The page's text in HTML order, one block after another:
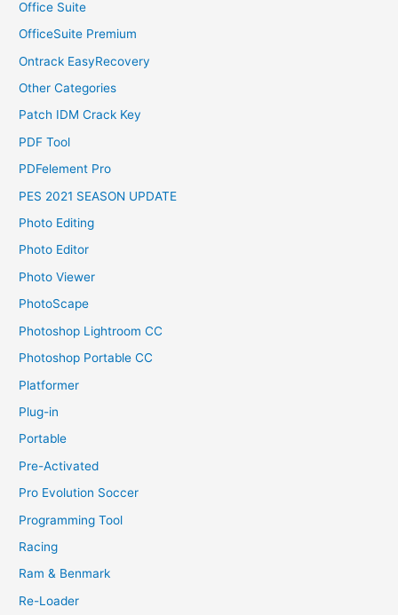
Office Suite
OfficeSuite Premium
Ontrack EasyRecovery
Other Categories
Patch IDM Crack Key
PDF Tool
PDFelement Pro
PES 2021 SEASON UPDATE
Photo Editing
Photo Editor
Photo Viewer
PhotoScape
Photoshop Lightroom CC
Photoshop Portable CC
Platformer
Plug-in
Portable
Pre-Activated
Pro Evolution Soccer
Programming Tool
Racing
Ram & Benmark
Re-Loader